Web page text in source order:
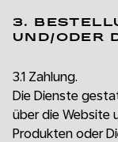
3.
UND/ODER
3.1 Zahlung.
Die Dienste
über die Website
Produkten oder